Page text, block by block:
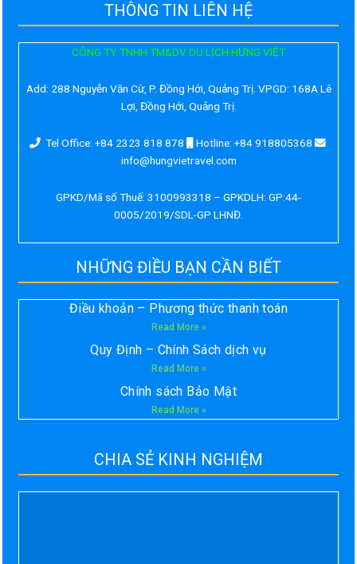
THÔNG TIN LIÊN HỆ
CÔNG TY TNHH TM&DV DU LỊCH HƯNG VIỆT
Add: 288 Nguyễn Văn Cừ, P. Đồng Hới, Quảng Trị. VPGD: 168A Lê
Lợi, Đồng Hới, Quảng Trị.
Tel Office: +84 2323 818 878
Hotline: +84 918805368
info@hungvietravel.com
GPKD/Mã số Thuế: 3100993318 – GPKDLH: GP:44-
0005/2019/SDL-GP LHNĐ.
NHỮNG ĐIỀU BẠN CẦN BIẾT
Điều khoản – Phương thức thanh toán
Read More »
Quy Định – Chính Sách dịch vụ
Read More »
Chính sách Bảo Mật
Read More »
CHIA SẺ KINH NGHIỆM